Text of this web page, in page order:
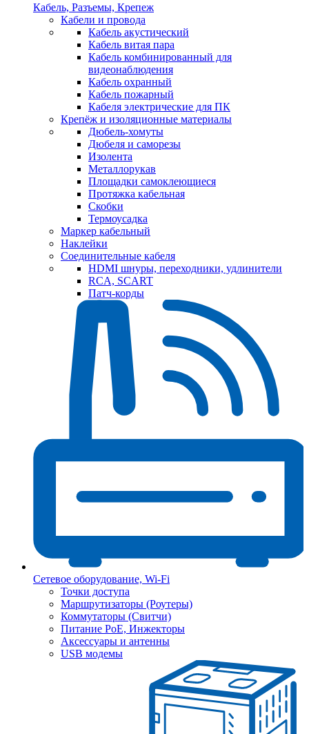
Кабель, Разъемы, Крепеж
Кабели и провода
Кабель акустический
Кабель витая пара
Кабель комбинированный для
видеонаблюдения
Кабель охранный
Кабель пожарный
Кабеля электрические для ПК
Крепёж и изоляционные материалы
Дюбель-хомуты
Дюбеля и саморезы
Изолента
Металлорукав
Площадки самоклеющиеся
Протяжка кабельная
Скобки
Термоусадка
Маркер кабельный
Наклейки
Соединительные кабеля
HDMI шнуры, переходники, удлинители
RCA, SCART
Патч-корды
Сетевое оборудование, Wi-Fi
Точки доступа
Маршрутизаторы (Роутеры)
Коммутаторы (Свитчи)
Питание PoE, Инжекторы
Аксессуары и антенны
USB модемы